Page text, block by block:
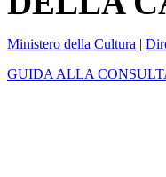
Ministero della Cultura |
GUIDA ALLA